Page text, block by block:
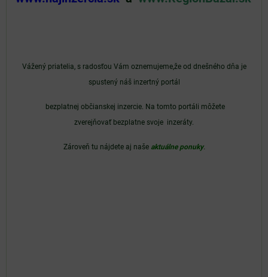
Vážený priatelia, s radosťou Vám oznemujeme,že od dnešného dňa je
spustený náš inzertný portál
bezplatnej občianskej inzercie. Na tomto portáli môžete
zverejňovať bezplatne svoje inzeráty.
Zároveň tu nájdete aj naše aktuálne ponuky.